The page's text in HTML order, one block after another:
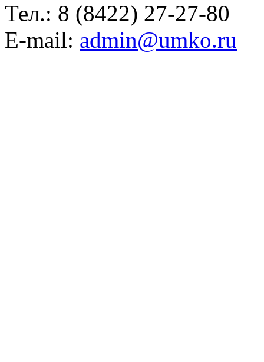
Тел.: 8 (8422) 27-27-80
E-mail: admin@umko.ru